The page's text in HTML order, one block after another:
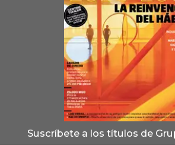
Suscríbete a los títulos de